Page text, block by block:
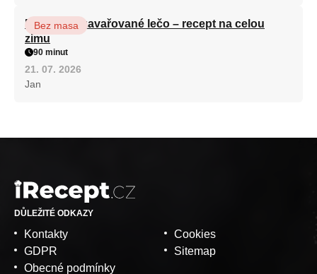
Babiččino zavařované lečo – recept na celou
zimu
Bez masa
90 minut
21. 07. 2026
Jan
DŮLEŽITÉ ODKAZY
Kontakty
GDPR
Obecné podmínky
Cookies
Sitemap